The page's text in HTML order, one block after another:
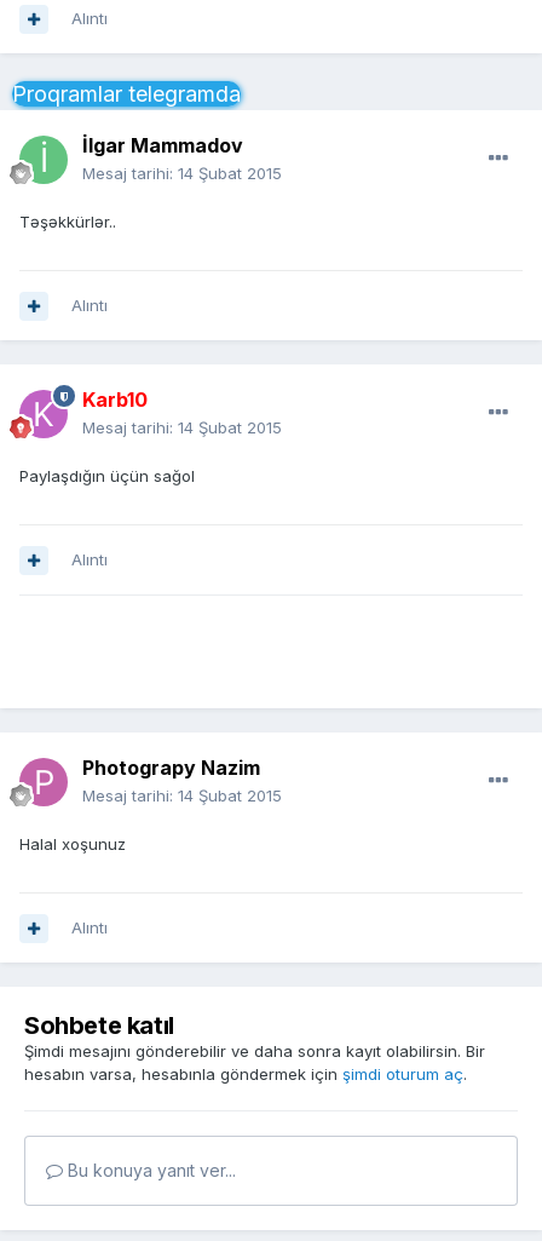
Alıntı
Proqramlar telegramda
İlgar Mammadov
Mesaj tarihi: 14 Şubat 2015
Təşəkkürlər..
Alıntı
Karb10
Mesaj tarihi: 14 Şubat 2015
Paylaşdığın üçün sağol
Alıntı
Photograpy Nazim
Mesaj tarihi: 14 Şubat 2015
Halal xoşunuz
Alıntı
Sohbete katıl
Şimdi mesajını gönderebilir ve daha sonra kayıt olabilirsin. Bir
hesabın varsa, hesabınla göndermek için şimdi oturum aç.
Bu konuya yanıt ver...